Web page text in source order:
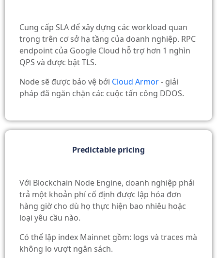
Cung cấp SLA để xây dựng các workload quan
trọng trên cơ sở hạ tầng của doanh nghiệp. RPC
endpoint của Google Cloud hỗ trợ hơn 1 nghìn
QPS và được bật TLS.
Node sẽ được bảo vệ bởi Cloud Armor- giải
pháp đã ngăn chặn các cuộc tấn công DDOS.
Predictable pricing
Với Blockchain Node Engine, doanh nghiệp phải
trả một khoản phí cố định được lập hóa đơn
hàng giờ cho dù họ thực hiện bao nhiêu hoặc
loại yêu cầu nào.
Có thể lập index Mainnet gồm: logs và traces mà
không lo vượt ngân sách.